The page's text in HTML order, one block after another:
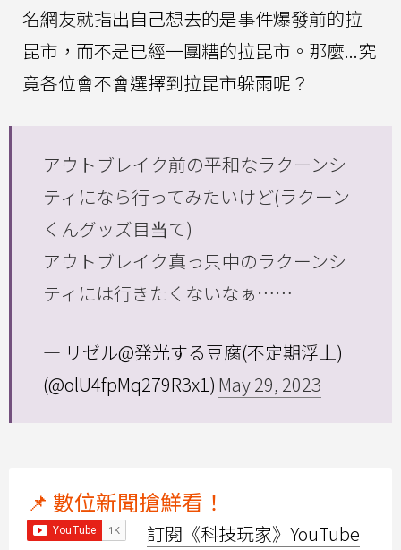
名網友就指出自己想去的是事件爆發前的拉
昆市，而不是已經一團糟的拉昆市。那麼...究
竟各位會不會選擇到拉昆市躲雨呢？
アウトブレイク前の平和なラクーンシ
ティになら行ってみたいけど(ラクーン
くんグッズ目当て)
アウトブレイク真っ只中のラクーンシ
ティには行きたくないなぁ……
— リゼル@発光する豆腐(不定期浮上)
(@olU4fpMq279R3x1) May 29, 2023
📌 數位新聞搶鮮看！
訂閱《科技玩家》YouTube